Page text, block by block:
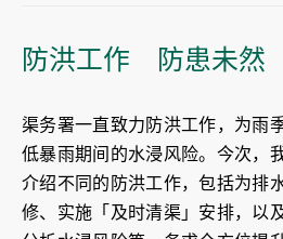
防洪工作 防患未然
渠务署一直致力防洪工作，为雨
低暴雨期间的水浸风险。今次，
介绍不同的防洪工作，包括为排
修、实施「及时清渠」安排，以